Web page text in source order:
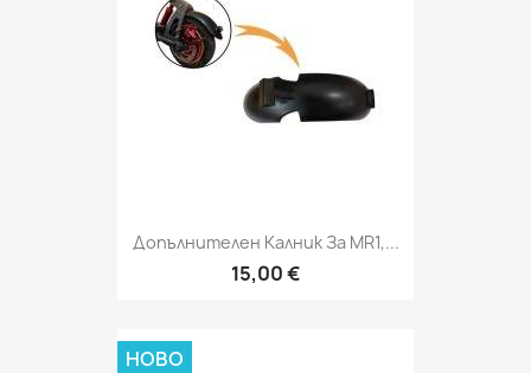
Допълнителен Калник За MR1,...
15,00 €
НОВО